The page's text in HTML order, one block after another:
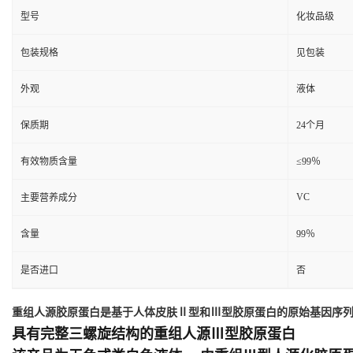
型号 化妆品级
包装规格 见包装
外观 液体
保质期 24个月
有效物质含量 ≤99％
主要营养成分 VC
含量 99％
是否进口 否
重组人源胶原蛋白是基于人体皮肤Ⅱ型和Ⅲ型胶原蛋白的原始基因序
具有完整三螺旋结构的重组人源Ⅲ型胶原蛋白